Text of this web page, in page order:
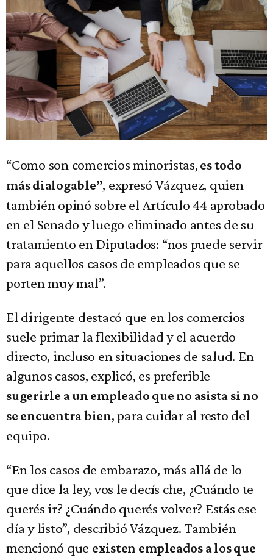
“Como son comercios minoristas, es todo
más dialogable”, expresó Vázquez, quien
también opinó sobre el Artículo 44 aprobado
en el Senado y luego eliminado antes de su
tratamiento en Diputados: “nos puede servir
para aquellos casos de empleados que se
porten muy mal”.
El dirigente destacó que en los comercios
suele primar la flexibilidad y el acuerdo
directo, incluso en situaciones de salud. En
algunos casos, explicó, es preferible
sugerirle a un empleado que no asista si no
se encuentra bien, para cuidar al resto del
equipo.
“En los casos de embarazo, más allá de lo
que dice la ley, vos le decís che, ¿Cuándo te
querés ir? ¿Cuándo querés volver? Estás ese
día y listo”, describió Vázquez. También
mencionó que existen empleados a los que